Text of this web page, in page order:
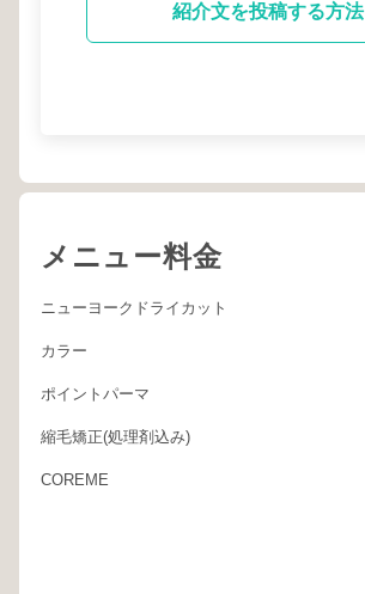
紹介文を投稿する方法
メニュー料金
ニューヨークドライカット
カラー
ポイントパーマ
縮毛矯正(処理剤込み)
COREME